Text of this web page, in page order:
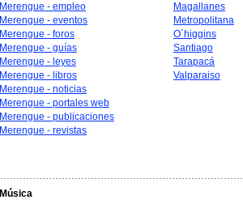
Merengue - empleo
Merengue - eventos
Merengue - foros
Merengue - guías
Merengue - leyes
Merengue - libros
Merengue - noticias
Merengue - portales web
Merengue - publicaciones
Merengue - revistas
Magallanes
Metropolitana
O´higgins
Santiago
Tarapacá
Valparaiso
Música